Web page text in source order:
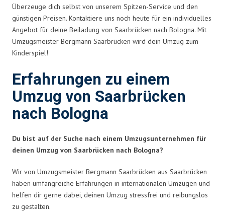
Überzeuge dich selbst von unserem Spitzen-Service und den
günstigen Preisen. Kontaktiere uns noch heute für ein individuelles
Angebot für deine Beiladung von Saarbrücken nach Bologna. Mit
Umzugsmeister Bergmann Saarbrücken wird dein Umzug zum
Kinderspiel!
Erfahrungen zu einem
Umzug von Saarbrücken
nach Bologna
Du bist auf der Suche nach einem Umzugsunternehmen für
deinen Umzug von Saarbrücken nach Bologna?
Wir von Umzugsmeister Bergmann Saarbrücken aus Saarbrücken
haben umfangreiche Erfahrungen in internationalen Umzügen und
helfen dir gerne dabei, deinen Umzug stressfrei und reibungslos
zu gestalten.